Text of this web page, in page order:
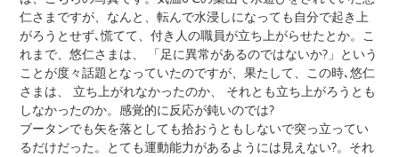
仁さまですが、なんと、転んで水浸しになっても自分で起き上
がろうとせず､慌てて、付き人の職員が立ち上がらせたとか。こ
れまで、悠仁さまは、 「足に異常があるのではないか?」という
ことが度々話題となっていたのですが、果たして、この時､悠仁
さまは、 立ち上がれなかったのか、 それとも立ち上がろうとも
しなかったのか。感覚的に反応が鈍いのでは?
ブータンでも矢を落としても拾おうともしないで突っ立ってい
るだけだった。とても運動能力があるようには見えない?。それ